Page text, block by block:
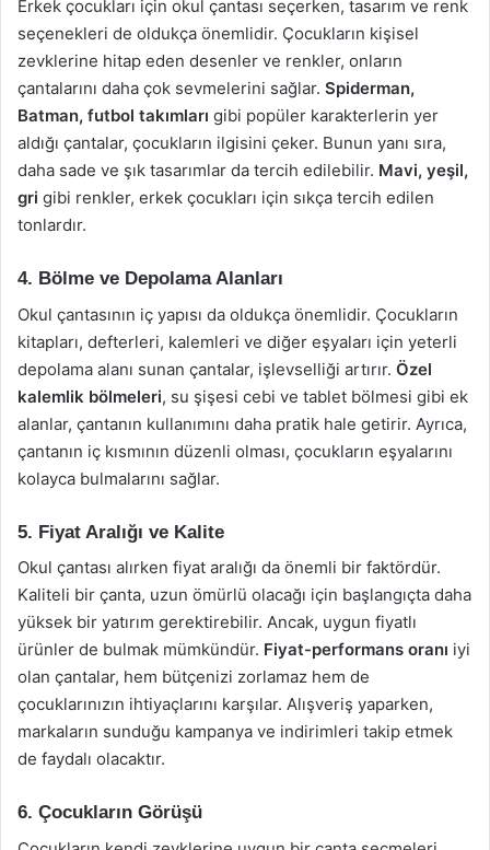
Erkek çocukları için okul çantası seçerken, tasarım ve renk
seçenekleri de oldukça önemlidir. Çocukların kişisel
zevklerine hitap eden desenler ve renkler, onların
çantalarını daha çok sevmelerini sağlar. Spiderman,
Batman, futbol takımları gibi popüler karakterlerin yer
aldığı çantalar, çocukların ilgisini çeker. Bunun yanı sıra,
daha sade ve şık tasarımlar da tercih edilebilir. Mavi, yeşil,
gri gibi renkler, erkek çocukları için sıkça tercih edilen
tonlardır.
4. Bölme ve Depolama Alanları
Okul çantasının iç yapısı da oldukça önemlidir. Çocukların
kitapları, defterleri, kalemleri ve diğer eşyaları için yeterli
depolama alanı sunan çantalar, işlevselliği artırır. Özel
kalemlik bölmeleri, su şişesi cebi ve tablet bölmesi gibi ek
alanlar, çantanın kullanımını daha pratik hale getirir. Ayrıca,
çantanın iç kısmının düzenli olması, çocukların eşyalarını
kolayca bulmalarını sağlar.
5. Fiyat Aralığı ve Kalite
Okul çantası alırken fiyat aralığı da önemli bir faktördür.
Kaliteli bir çanta, uzun ömürlü olacağı için başlangıçta daha
yüksek bir yatırım gerektirebilir. Ancak, uygun fiyatlı
ürünler de bulmak mümkündür. Fiyat-performans oranı iyi
olan çantalar, hem bütçenizi zorlamaz hem de
çocuklarınızın ihtiyaçlarını karşılar. Alışveriş yaparken,
markaların sunduğu kampanya ve indirimleri takip etmek
de faydalı olacaktır.
6. Çocukların Görüşü